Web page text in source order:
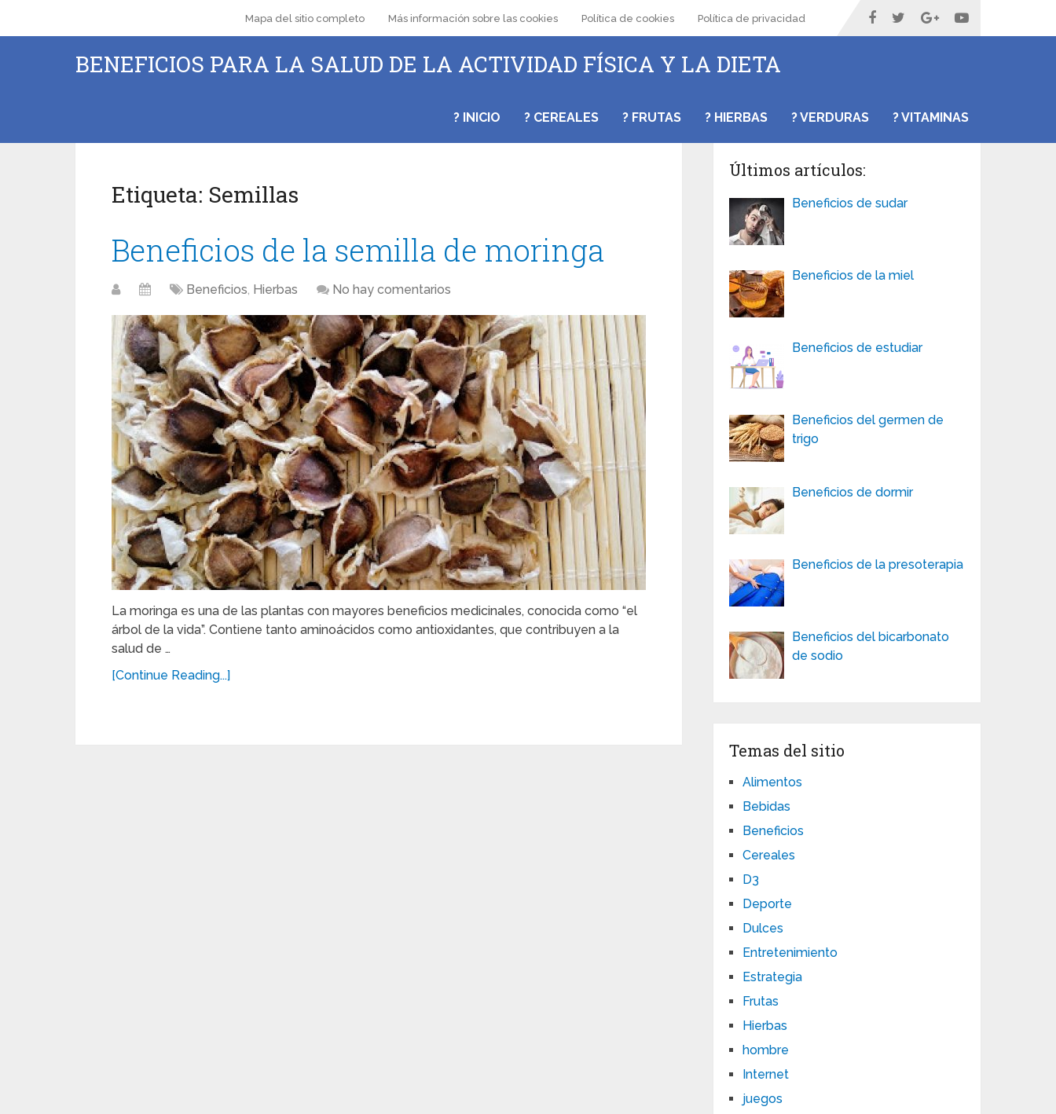
Mapa del sitio completo Más información sobre las cookies Política de cookies Política de privacidad
BENEFICIOS PARA LA SALUD DE LA ACTIVIDAD FÍSICA Y LA DIETA
? INICIO ? CEREALES ? FRUTAS ? HIERBAS ? VERDURAS ? VITAMINAS
Etiqueta: Semillas
Beneficios de la semilla de moringa
Beneficios, Hierbas No hay comentarios
La moringa es una de las plantas con mayores beneficios medicinales, conocida como “el
árbol de la vida”. Contiene tanto aminoácidos como antioxidantes, que contribuyen a la
salud de …
[Continue Reading...]
Últimos artículos:
Beneficios de sudar
Beneficios de la miel
Beneficios de estudiar
Beneficios del germen de
trigo
Beneficios de dormir
Beneficios de la presoterapia
Beneficios del bicarbonato
de sodio
Temas del sitio
Alimentos
Bebidas
Beneficios
Cereales
D3
Deporte
Dulces
Entretenimiento
Estrategia
Frutas
Hierbas
hombre
Internet
juegos